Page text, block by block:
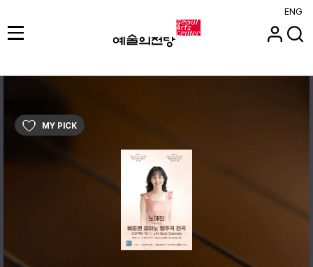
ENG
MY PICK